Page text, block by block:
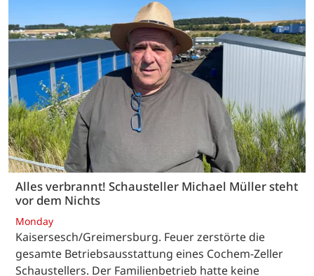
Alles verbrannt! Schausteller Michael Müller steht
vor dem Nichts
Monday
Kaisersesch/Greimersburg. Feuer zerstörte die
gesamte Betriebsausstattung eines Cochem-Zeller
Schaustellers. Der Familienbetrieb hatte keine